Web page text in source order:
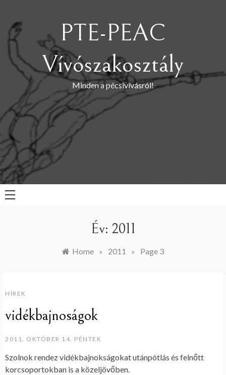
content
PTE-PEAC
Vívószakosztály
Minden a pécsivívásról!
Év: 2011
Home » 2011 » Page 3
HÍREK
vidékbajnoságok
2011. OKTÓBER 14. PÉNTEK
Szolnok rendez vidékbajnokságokat utánpótlás és felnőtt
korcsoportokban is a közeljövőben.